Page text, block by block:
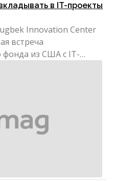
в IT-проекты
Innovation Center
встреча
фонда из США с IT-